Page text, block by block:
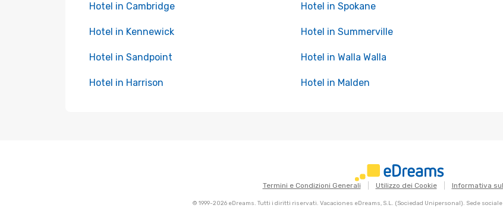
Hotel in Cambridge Hotel in Spokane
Hotel in Kennewick Hotel in Summerville
Hotel in Sandpoint Hotel in Walla Walla
Hotel in Harrison Hotel in Malden
Termini e Condizioni Generali Utilizzo dei Cookie Informativa
© 1999-2026 eDreams. Tutti i diritti riservati. Vacaciones eDreams, S.L. (Sociedad Unipersonal). Sede